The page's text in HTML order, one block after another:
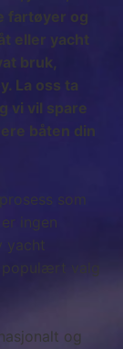
fartøyer og
eller yacht
bruk,
La oss ta
vi vil spare
båten din
som
ingen
yacht
valg
og